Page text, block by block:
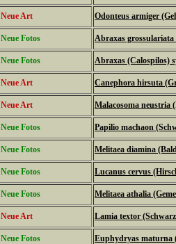
Neue Art Odonteus armiger
Neue Fotos Abraxas grossulariata
Neue Fotos Abraxas (Calospilos)
Neue Art Canephora hirsuta
Neue Art Malacosoma neustria
Neue Fotos Papilio machaon
Neue Fotos Melitaea diamina
Neue Fotos Lucanus cervus
Neue Fotos Melitaea athalia
Neue Art Lamia textor
Neue Fotos Euphydryas maturna